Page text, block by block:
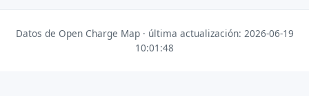
Datos de Open Charge Map · última actualización: 2026-06-19
10:01:48